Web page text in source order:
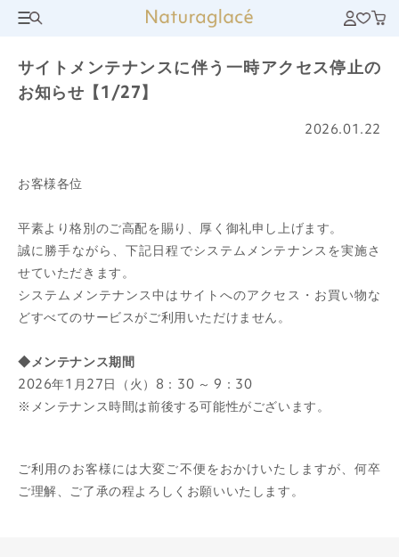
サイトメンテナンスに伴う一時アクセス停止の
お知らせ【1/27】
2026.01.22
お客様各位
平素より格別のご高配を賜り、厚く御礼申し上げます。
誠に勝手ながら、下記日程でシステムメンテナンスを実施さ
せていただきます。
システムメンテナンス中はサイトへのアクセス・お買い物な
どすべてのサービスがご利用いただけません。
◆メンテナンス期間
2026年1月27日（火）8：30 ～ 9：30
※メンテナンス時間は前後する可能性がございます。
ご利用のお客様には大変ご不便をおかけいたしますが、何卒
ご理解、ご了承の程よろしくお願いいたします。